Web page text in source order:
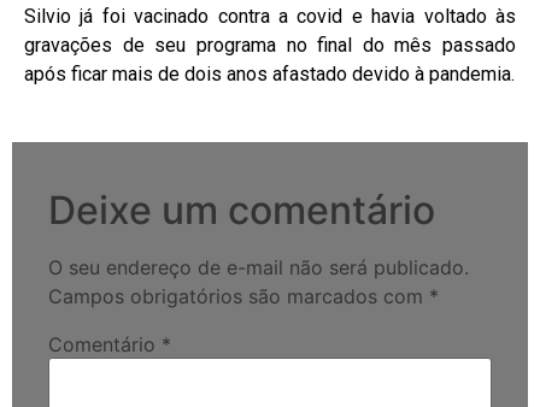
Silvio já foi vacinado contra a covid e havia voltado às
gravações de seu programa no final do mês passado
após ficar mais de dois anos afastado devido à pandemia.
Deixe um comentário
O seu endereço de e-mail não será publicado.
Campos obrigatórios são marcados com *
Comentário *